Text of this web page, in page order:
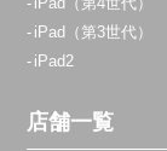
iPad（第3世代）
iPad2
店舗一覧